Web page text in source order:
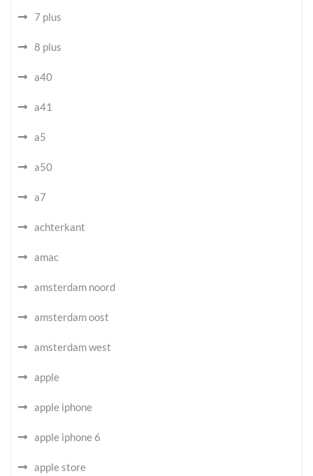
7 plus
8 plus
a40
a41
a5
a50
a7
achterkant
amac
amsterdam noord
amsterdam oost
amsterdam west
apple
apple iphone
apple iphone 6
apple store